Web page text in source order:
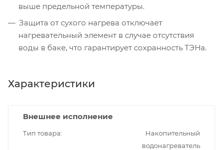
выше предельной температуры.
Защита от сухого нагрева отключает
нагревательный элемент в случае отсутствия
воды в баке, что гарантирует сохранность ТЭНа.
Характеристики
Внешнее исполнение
Тип товара
Накопительный
водонагреватель